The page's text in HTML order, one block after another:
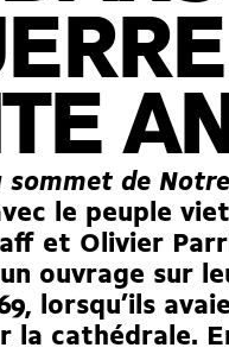
sommet de
le peuple
et Olivier
ouvrage sur
lorsqu’ils
la cathédrale.